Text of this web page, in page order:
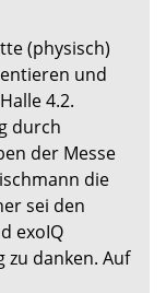
(physisch)
und
4.2.
durch
der Messe
die
sei den
exoIQ
danken. Auf